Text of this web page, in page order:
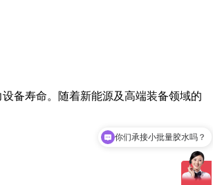
备寿命。随着新能源及高端装备领域的
你们公司是源头生产工厂吗？